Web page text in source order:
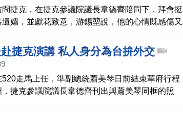
捷克，在捷克參議院議長韋德齊陪同下，拜會挺
孀，並獻花致意，游錫堃說，他的心情既感傷又
佳洛前議長為了要支持台灣，原訂訪台，未料遭
2020年過世。游錫堃也當面邀請柯佳洛的夫人跟
錫堃說，柯佳洛不畏懼強權的欺壓，以實際行動
及參議院全體議員，他說，自己更加了解捷克共
柯佳洛帶給捷克人民及台灣人民的勇氣，遠遠超
捷克演講 私人身分為台拚外交
走馬上任，準副總統蕭美琴日前結束華府行程
捷克參議院議長韋德齊刊出與蕭美琴同框的照
國內外媒體關注。